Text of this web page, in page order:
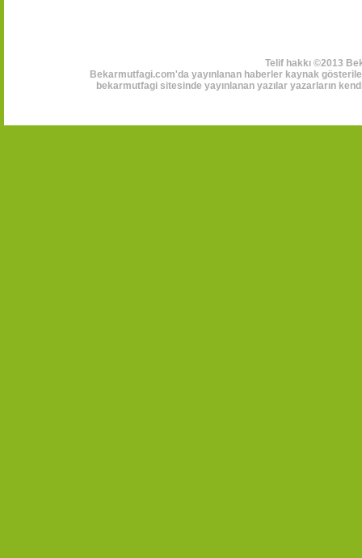
Telif hakkı ©2013
Bekarmutfagi.com'da yayınlanan haberler kaynak
bekarmutfagi sitesinde yayınlanan yazılar yazarların